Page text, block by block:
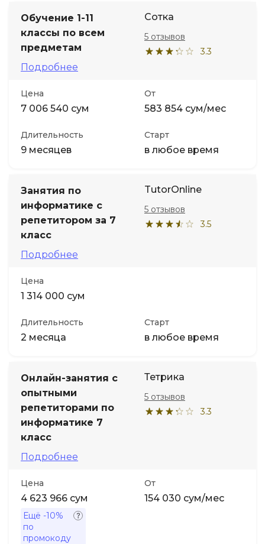
Обучение 1-11
классы по всем
предметам
Подробнее
Сотка
3.3
5 отзывов
Цена
7 006 540 сум
От
583 854 сум/мес
Длительность
9 месяцев
Старт
в любое время
Занятия по
информатике с
репетитором за 7
класс
Подробнее
TutorOnline
3.5
5 отзывов
Цена
1 314 000 сум
Длительность
2 месяца
Старт
в любое время
Онлайн-занятия с
опытными
репетиторами по
информатике 7
класс
Подробнее
Тетрика
3.3
5 отзывов
Цена
4 623 966 сум
Ещё -10%
по
промокоду
От
154 030 сум/мес